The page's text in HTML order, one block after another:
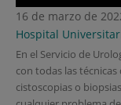
16 de marzo de
Hospital
En el Servicio de
con todas las
cistoscopias o